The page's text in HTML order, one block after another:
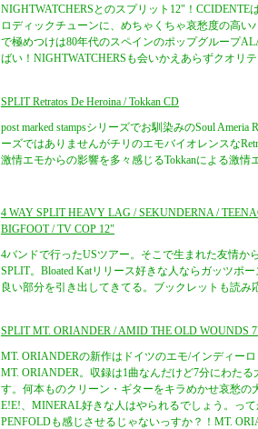
NIGHTWATCHERSとのスプリット12"！CCIDENTE
ロディックチューンに、めちゃくちゃ哀愁度の高い
で極めつけは80年代のスペインのポップグループ
ばい！NIGHTWATCHERSも会いかえあらずクオリテ
SPLIT Retratos De Heroina / Tokkan CD
post marked stampsシリーズでお馴染みのSoul Ameria
ーズではありませんがチリのエモバイオレンスな
激情エモからの影響を多々感じるTokkanによる激情
4 WAY SPLIT HEAVY LAG / SEKUNDERNA /
BIGFOOT / TV COP 12"
4バンドで行ったUSツアー。そこで生まれた友情か
SPLIT。Bloated Katリリース好きな人ならガッツポ
良い部分を引き出してきてる。ブックレットも読み
SPLIT MT. ORIANDER / AMID THE OLD WOUNDS
MT. ORIANDERの新作はドイツのエモ/インディー
MT. ORIANDER。収録は1曲なんだけど7分にわた
す。何本ものクリーン・ギターをキラめかせ哀愁の
E!E!、MINERAL好きな人はやられるでしょう。っ
PENFOLDも感じさせるじゃないっすか？！MT.